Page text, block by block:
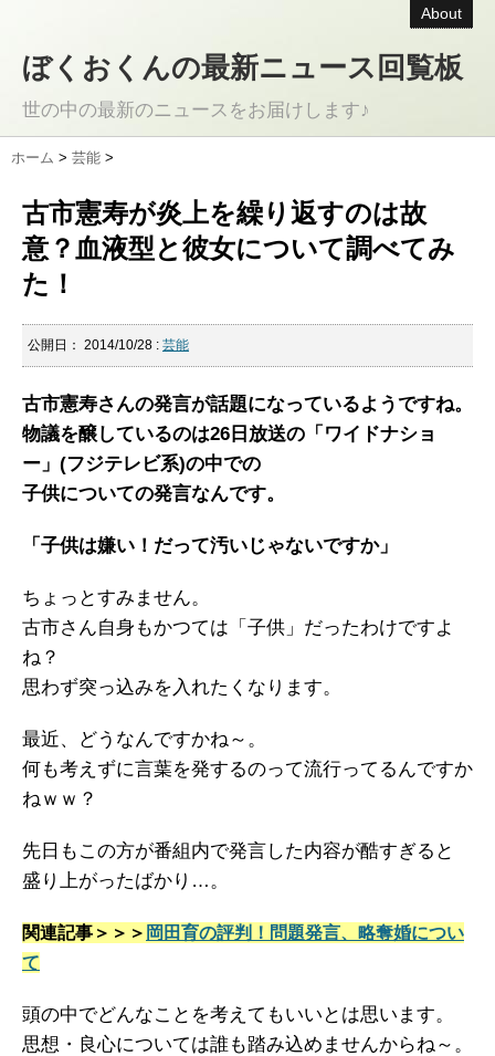
About
ぼくおくんの最新ニュース回覧板
世の中の最新のニュースをお届けします♪
ホーム > 芸能 >
古市憲寿が炎上を繰り返すのは故
意？血液型と彼女について調べてみ
た！
公開日： 2014/10/28 : 芸能
古市憲寿さんの発言が話題になっているようですね。
物議を醸しているのは26日放送の「ワイドナショ
ー」(フジテレビ系)の中での
子供についての発言なんです。
「子供は嫌い！だって汚いじゃないですか」
ちょっとすみません。
古市さん自身もかつては「子供」だったわけですよ
ね？
思わず突っ込みを入れたくなります。
最近、どうなんですかね～。
何も考えずに言葉を発するのって流行ってるんですか
ねｗｗ？
先日もこの方が番組内で発言した内容が酷すぎると
盛り上がったばかり…。
関連記事＞＞＞ 岡田育の評判！問題発言、略奪婚につい
て
頭の中でどんなことを考えてもいいとは思います。
思想・良心については誰も踏み込めませんからね～。